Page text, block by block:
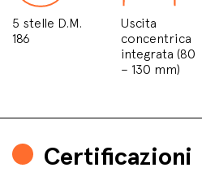
5 stelle D.M.
186
Uscita
concentrica
integrata (80
– 130 mm)
Certificazioni